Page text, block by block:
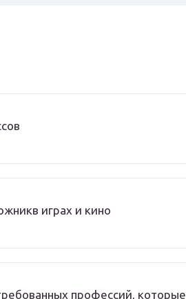
играх и кино
профессий, которые